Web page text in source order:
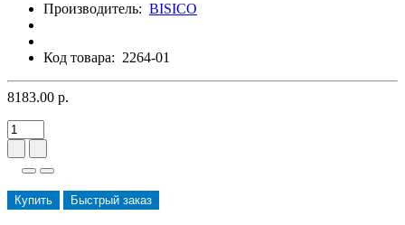
Производитель: BISICO
Код товара: 2264-01
8183.00 р.
Купить Быстрый заказ